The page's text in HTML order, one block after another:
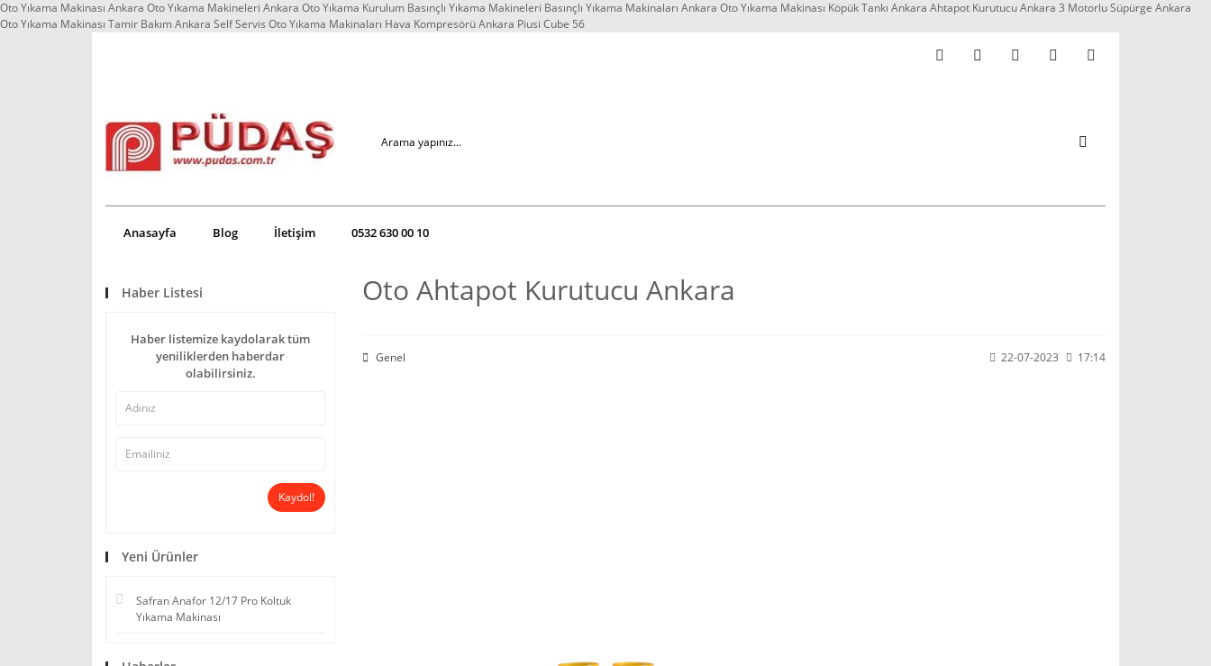
Oto Yıkama Makinası Ankara Oto Yıkama Makineleri Ankara Oto Yıkama Kurulum Basınçlı Yıkama Makineleri Basınçlı Yıkama Makinaları Ankara Oto Yıkama Makinası Köpük Tankı Ankara Ahtapot Kurutucu Ankara 3 Motorlu Süpürge Ankara
Oto Yıkama Makinası Tamir Bakım Ankara Self Servis Oto Yıkama Makinaları Hava Kompresörü Ankara Piusi Cube 56
Anasayfa Blog İletişim 0532 630 00 10
Haber Listesi
Haber listemize kaydolarak tüm
yeniliklerden haberdar
olabilirsiniz.
Kaydol!
Yeni Ürünler
Safran Anafor 12/17 Pro Koltuk
Yıkama Makinası
Oto Ahtapot Kurutucu Ankara
Genel 22-07-2023 17:14